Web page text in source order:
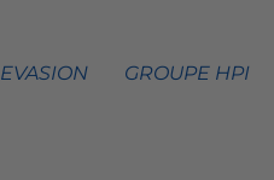
GROUPE HPI